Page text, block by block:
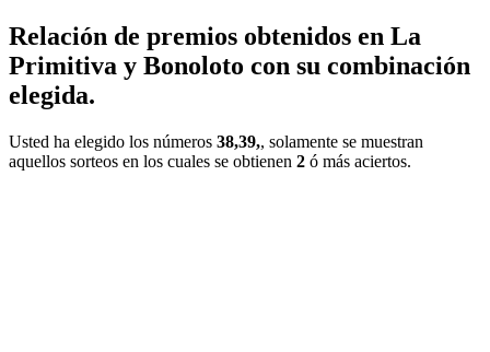
Relación de premios obtenidos en La
Primitiva y Bonoloto con su combinación
elegida.
Usted ha elegido los números 38,39,, solamente se muestran
aquellos sorteos en los cuales se obtienen 2 ó más aciertos.